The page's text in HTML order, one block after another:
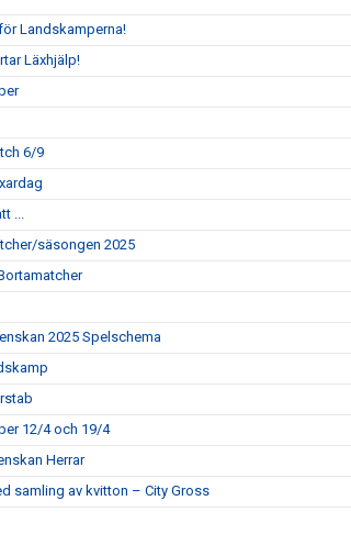
Landskamperna!
Läxhjälp!
6/9
...
säsongen 2025
2025 Spelschema
12/4 och 19/4
Herrar
samling av kvitton – City Gross